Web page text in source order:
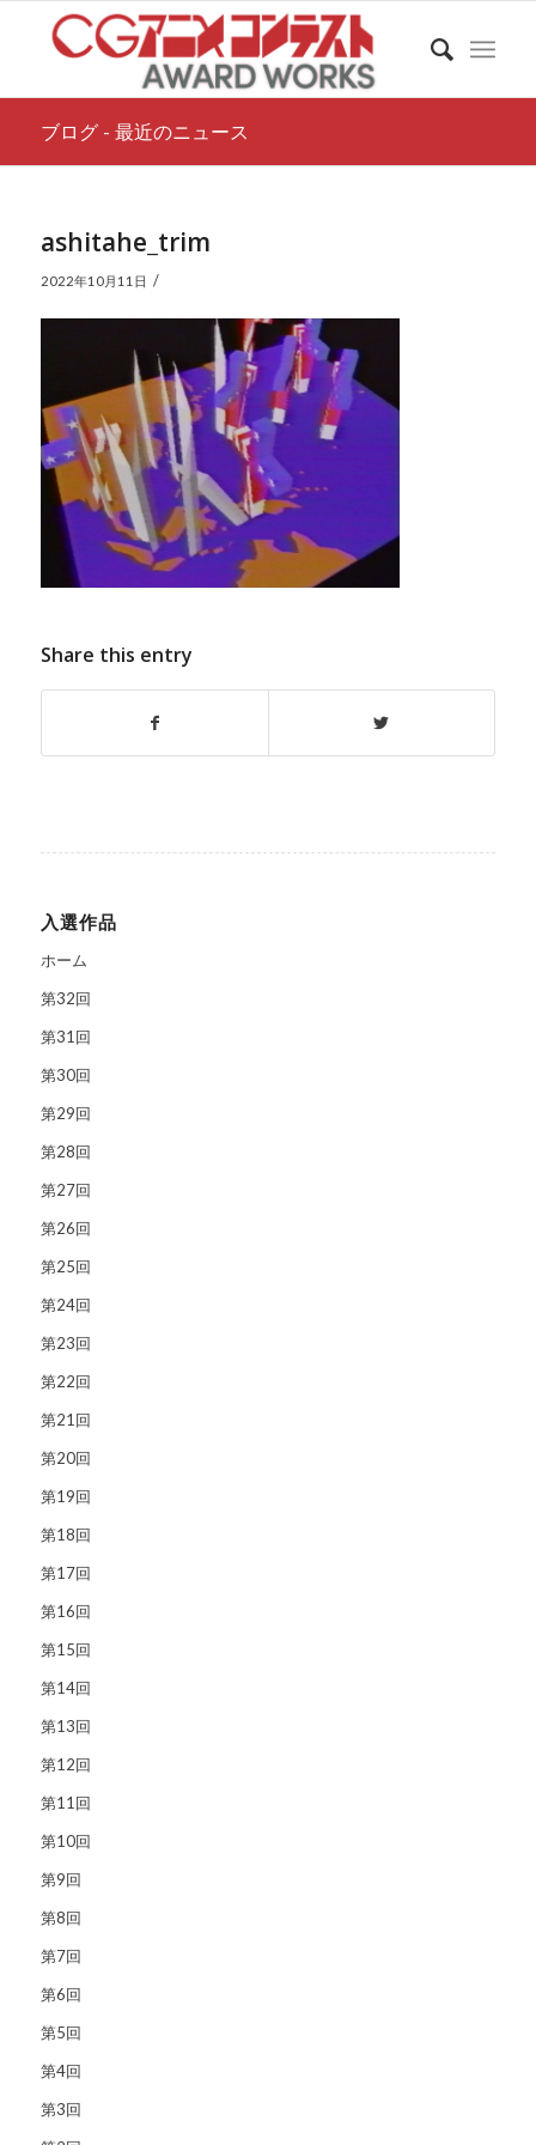
ブログ - 最近のニュース
ashitahe_trim
2022年10月11日 /
Share this entry
入選作品
ホーム
第32回
第31回
第30回
第29回
第28回
第27回
第26回
第25回
第24回
第23回
第22回
第21回
第20回
第19回
第18回
第17回
第16回
第15回
第14回
第13回
第12回
第11回
第10回
第9回
第8回
第7回
第6回
第5回
第4回
第3回